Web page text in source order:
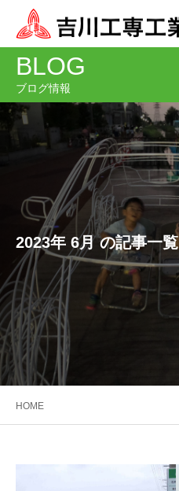
BLOG
ブログ情報
2023年 6月 の記事一覧
HOME